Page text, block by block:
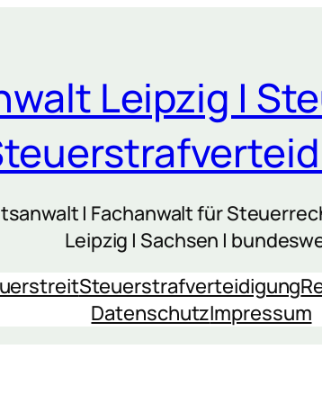
Leipzig |
| Fachanwalt für
Leipzig | Sachsen |
Steuerstrafverteidigung
DatenschutzImpressum